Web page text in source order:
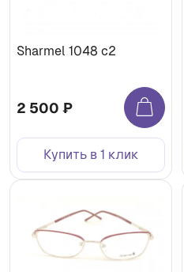
Sharmel 1048 c2
2 500 ₽
Купить в 1 клик